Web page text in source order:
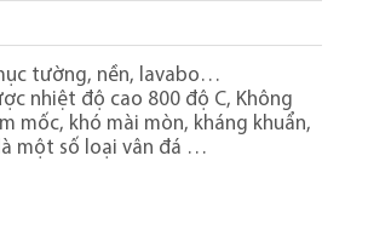
tường, nền, lavabo…
nhiệt độ cao 800 độ C, Không
mốc, khó mài mòn, kháng khuẩn,
một số loại vân đá …